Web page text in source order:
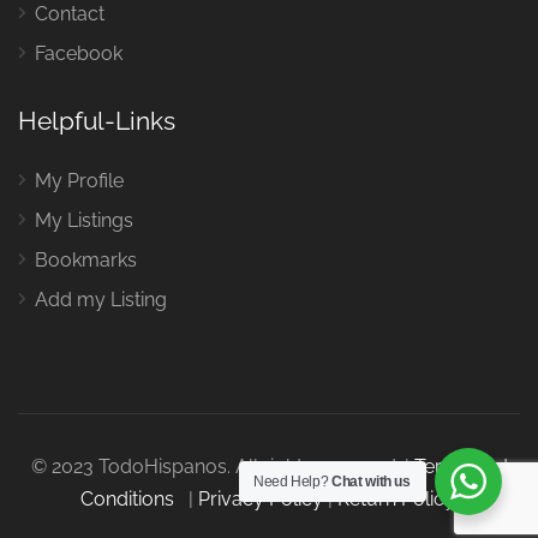
Contact
Facebook
Helpful-Links
My Profile
My Listings
Bookmarks
Add my Listing
© 2023 TodoHispanos. All rights reserved. |Terms and
Conditions | Privacy Policy|Return Policy.
Need Help?Chat with us